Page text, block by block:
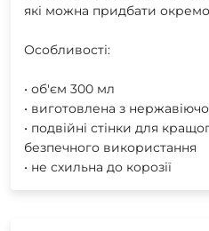
які можна придбати
Особливості:
• об'єм 300 мл
• виготовлена з
• подвійні стінки для
безпечного використання
• не схильна до корозії